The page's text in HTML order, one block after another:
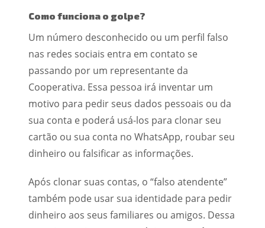
Como funciona o golpe?
Um número desconhecido ou um perfil falso
nas redes sociais entra em contato se
passando por um representante da
Cooperativa. Essa pessoa irá inventar um
motivo para pedir seus dados pessoais ou da
sua conta e poderá usá-los para clonar seu
cartão ou sua conta no WhatsApp, roubar seu
dinheiro ou falsificar as informações.
Após clonar suas contas, o “falso atendente”
também pode usar sua identidade para pedir
dinheiro aos seus familiares ou amigos. Dessa